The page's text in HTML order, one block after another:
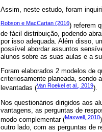
Assim, neste estudo, foram
Robson e MacCartan (2016) referem
de fácil distribuição, podendo
por isso adequada. Além disso,
possível abordar assuntos
alunos sobre as suas aulas e a
Foram elaborados 2 modelos de
criteriosamente planeada, sendo
levantadas (Van Roekel et al., 2019).
Nos questionários dirigidos aos
vantagens, as perguntas de
modo complementar (Maxwell, 2010
outro lado, com as perguntas de